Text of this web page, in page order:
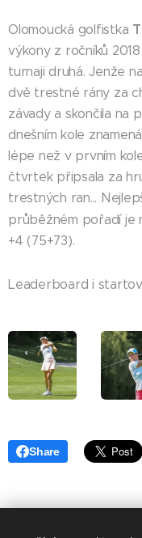
Olomoucká golfistka
výkony z ročníků
turnaji druhá. Jenže
dvě trestné rány za
závady a skončila na
dnešním kole
lépe než v prvním
čtvrtek připsala za
trestných ran...
průběžném pořadí je
+4 (75+73).
Leaderboard i
Share